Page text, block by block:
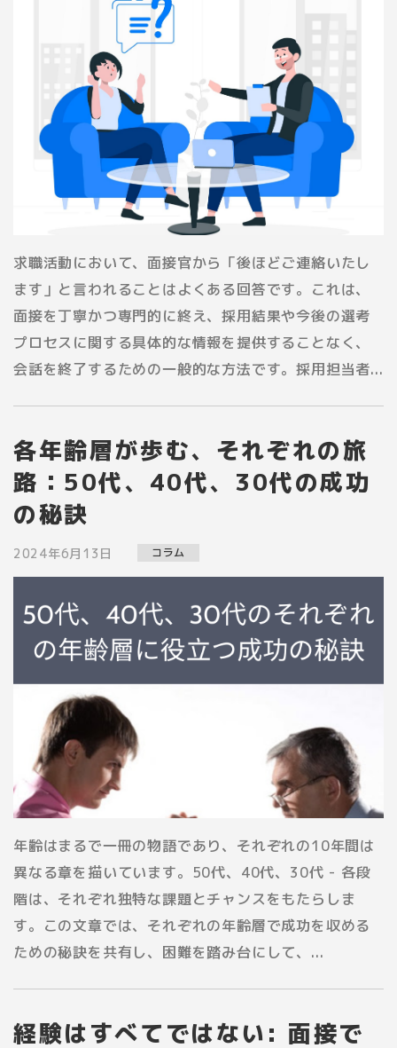
06-6533-7366
9:00〜17:00土日祝除く
人材派遣のエンズリンク Cho người Việt Nam
求職活動において、面接官から「後ほどご連絡いたし
ます」と言われることはよくある回答です。これは、
面接を丁寧かつ専門的に終え、採用結果や今後の選考
プロセスに関する具体的な情報を提供することなく、
会話を終了するための一般的な方法です。採用担当者...
各年齢層が歩む、それぞれの旅
路：50代、40代、30代の成功
の秘訣
2024年6月13日 コラム
年齢はまるで一冊の物語であり、それぞれの10年間は
異なる章を描いています。50代、40代、30代 - 各段
階は、それぞれ独特な課題とチャンスをもたらしま
す。この文章では、それぞれの年齢層で成功を収める
ための秘訣を共有し、困難を踏み台にして、...
経験はすべてではない: 面接で